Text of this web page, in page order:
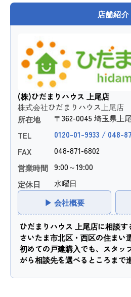
店舗紹介
(株)ひだまりハウス 上尾店
株式会社ひだまりハウス上尾店
所在地
〒362-0045 埼玉県上
TEL
0120-01-9933 / 048-
FAX
048-871-6802
営業時間 9:00～19:00
定休日
水曜日
▶ 会社概要
ひだまりハウス 上尾店に相談す
さいたま市北区・西区の住まい
初めての戸建購入でも、スタッ
がら相談先を選べるところまで